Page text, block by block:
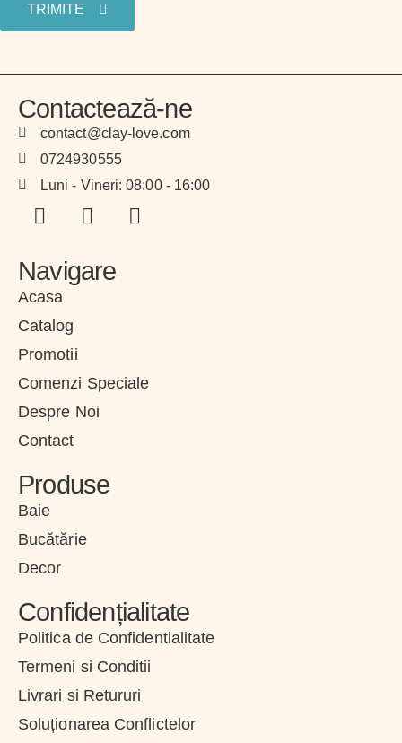
TRIMITE
Contactează-ne
contact@clay-love.com
0724930555
Luni - Vineri: 08:00 - 16:00
Navigare
Acasa
Catalog
Promotii
Comenzi Speciale
Despre Noi
Contact
Produse
Baie
Bucătărie
Decor
Confidențialitate
Politica de Confidentialitate
Termeni si Conditii
Livrari si Retururi
Soluționarea Conflictelor